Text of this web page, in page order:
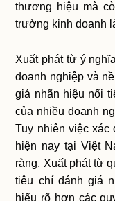
thương hiệu mà
trường kinh doanh
Xuất phát từ ý
doanh nghiệp và
giá nhãn hiệu nổi
của nhiều doanh
Tuy nhiên việc xác
hiện nay tại Việt
ràng. Xuất phát từ
tiêu chí đánh giá
hiểu rõ hơn các